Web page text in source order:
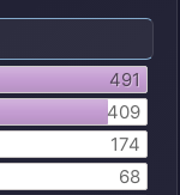
491
409
174
68